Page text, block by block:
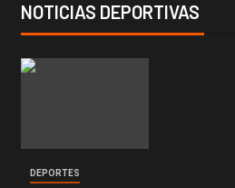
NOTICIAS DEPORTIVAS
DEPORTES